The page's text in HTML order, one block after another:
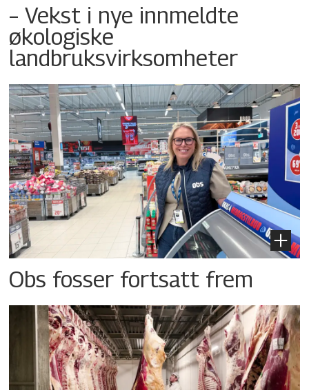
– Vekst i nye innmeldte
økologiske
landbruksvirksomheter
Obs fosser fortsatt frem